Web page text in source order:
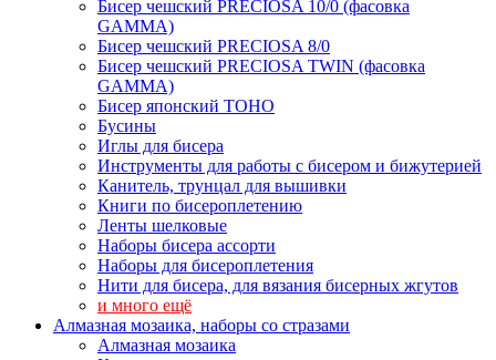
Бисер чешский PRECIOSA 10/0 (фасовка
GAMMA)
Бисер чешский PRECIOSA 8/0
Бисер чешский PRECIOSA TWIN (фасовка
GAMMA)
Бисер японский TOHO
Бусины
Иглы для бисера
Инструменты для работы с бисером и бижутерией
Канитель, трунцал для вышивки
Книги по бисероплетению
Ленты шелковые
Наборы бисера ассорти
Наборы для бисероплетения
Нити для бисера, для вязания бисерных жгутов
и много ещё
Алмазная мозаика, наборы со стразами
Алмазная мозаика